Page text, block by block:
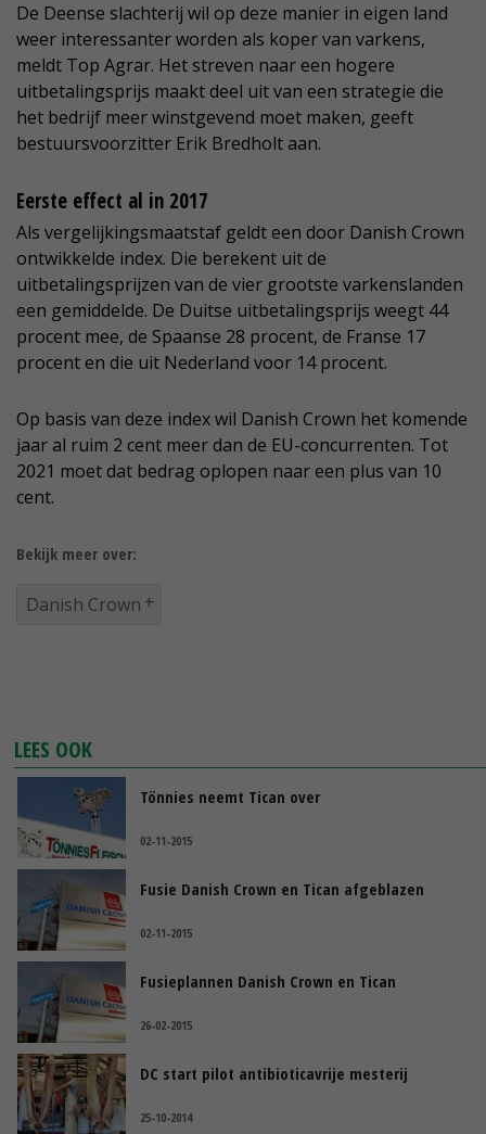
De Deense slachterij wil op deze manier in eigen land
weer interessanter worden als koper van varkens,
meldt Top Agrar. Het streven naar een hogere
uitbetalingsprijs maakt deel uit van een strategie die
het bedrijf meer winstgevend moet maken, geeft
bestuursvoorzitter Erik Bredholt aan.
Eerste effect al in 2017
Als vergelijkingsmaatstaf geldt een door Danish Crown
ontwikkelde index. Die berekent uit de
uitbetalingsprijzen van de vier grootste varkenslanden
een gemiddelde. De Duitse uitbetalingsprijs weegt 44
procent mee, de Spaanse 28 procent, de Franse 17
procent en die uit Nederland voor 14 procent.
Op basis van deze index wil Danish Crown het komende
jaar al ruim 2 cent meer dan de EU-concurrenten. Tot
2021 moet dat bedrag oplopen naar een plus van 10
cent.
Bekijk meer over:
Danish Crown
LEES OOK
Tönnies neemt Tican over
02-11-2015
Fusie Danish Crown en Tican afgeblazen
02-11-2015
Fusieplannen Danish Crown en Tican
26-02-2015
DC start pilot antibioticavrije mesterij
25-10-2014